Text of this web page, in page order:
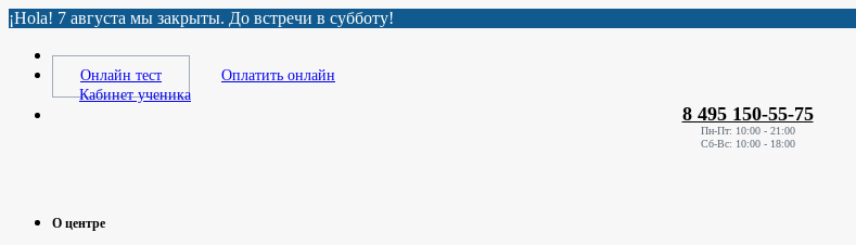
¡Hola! 7 августа мы закрыты. До встречи в субботу!
Онлайн тест
Оплатить онлайн
Кабинет ученика
8 495 150-55-75
Пн-Пт: 10:00 - 21:00
Сб-Вс: 10:00 - 18:00
О центре